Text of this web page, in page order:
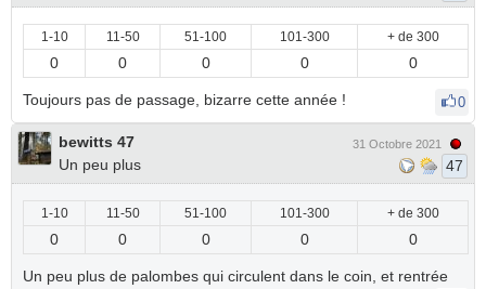
1-10 11-50 51-100 101-300 + de 300
0 0 0 0 0
Toujours pas de passage, bizarre cette année ! 0
bewitts 47
Un peu plus
31 Octobre 2021
47
1-10 11-50 51-100 101-300 + de 300
0 0 0 0 0
Un peu plus de palombes qui circulent dans le coin, et rentrée